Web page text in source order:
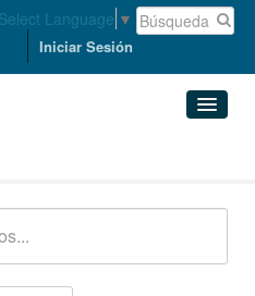
Select Language ▼
Iniciar Sesión